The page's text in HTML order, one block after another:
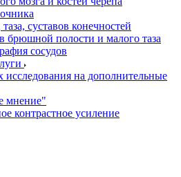
суставов конечностей
полости и малого таза
сосудов
исследования на дополнительные
мнение"
контрастное усиление